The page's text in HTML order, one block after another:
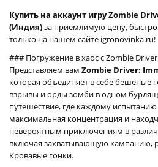
Купить на аккаунт игру Zombie
(Индия)за приемлимую цену,
только на нашем сайте igronovinka.ru!
### Погружение в хаос с Zombie
Представляем вам Zombie Driver:
которая объединяет в себе бешеные
взрывы и орды зомби в одном
путешествие, где каждому
максимальная концентрация и
невероятным приключениям в
включая захватывающую кампанию,
Кровавые гонки.